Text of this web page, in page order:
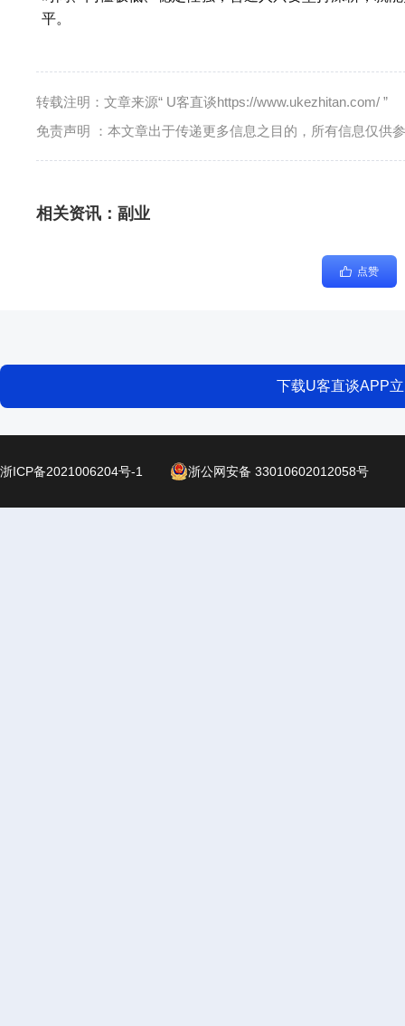
平。
转载注明：文章来源“ U客直谈https://www.ukezhitan.com/ ”
免责声明 ：本文章出于传递更多信息之目的，所有信息仅供
相关资讯： 副业
点赞
下载U客直谈APP
浙ICP备2021006204号-1 浙公网安备 33010602012058号